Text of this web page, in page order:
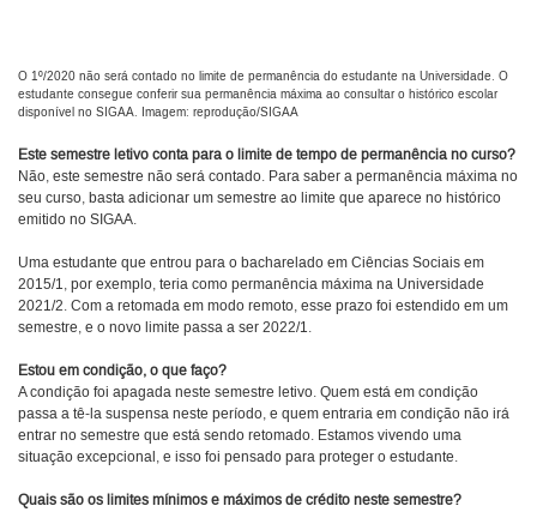
O 1º/2020 não será contado no limite de permanência do estudante na Universidade. O
estudante consegue conferir sua permanência máxima ao consultar o histórico escolar
disponível no SIGAA. Imagem: reprodução/SIGAA
Este semestre letivo conta para o limite de tempo de permanência no curso?
Não, este semestre não será contado. Para saber a permanência máxima no
seu curso, basta adicionar um semestre ao limite que aparece no histórico
emitido no SIGAA.
Uma estudante que entrou para o bacharelado em Ciências Sociais em
2015/1, por exemplo, teria como permanência máxima na Universidade
2021/2. Com a retomada em modo remoto, esse prazo foi estendido em um
semestre, e o novo limite passa a ser 2022/1.
Estou em condição, o que faço?
A condição foi apagada neste semestre letivo. Quem está em condição
passa a tê-la suspensa neste período, e quem entraria em condição não irá
entrar no semestre que está sendo retomado. Estamos vivendo uma
situação excepcional, e isso foi pensado para proteger o estudante.
Quais são os limites mínimos e máximos de crédito neste semestre?